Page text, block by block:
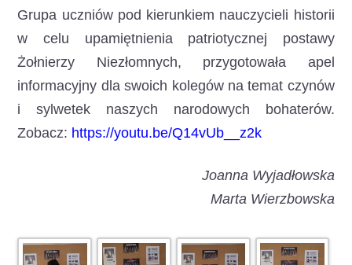
Grupa uczniów pod kierunkiem nauczycieli historii
w celu upamiętnienia patriotycznej postawy
Żołnierzy Niezłomnych, przygotowała apel
informacyjny dla swoich kolegów na temat czynów
i sylwetek naszych narodowych bohaterów.
Zobacz: https://youtu.be/Q14vUb__z2k
Joanna Wyjadłowska
Marta Wierzbowska